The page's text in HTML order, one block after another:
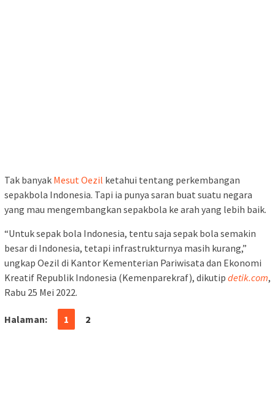
Tak banyak Mesut Oezil ketahui tentang perkembangan
sepakbola Indonesia. Tapi ia punya saran buat suatu negara
yang mau mengembangkan sepakbola ke arah yang lebih baik.
“Untuk sepak bola Indonesia, tentu saja sepak bola semakin
besar di Indonesia, tetapi infrastrukturnya masih kurang,”
ungkap Oezil di Kantor Kementerian Pariwisata dan Ekonomi
Kreatif Republik Indonesia (Kemenparekraf), dikutip detik.com,
Rabu 25 Mei 2022.
Halaman: 1 2